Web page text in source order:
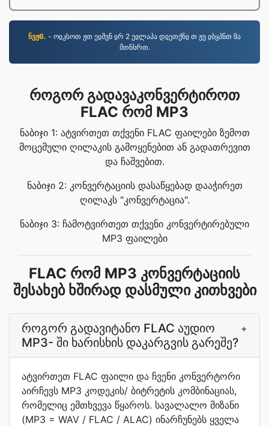
ნვჟ6. - ოჲკსოთ ჟთ ეჲმვნ ჲრ 2 ეჲლაპა დჲეთქნჲ თ ჟვ ჲბყპნთ ჱა
მთნსრთ.
როგორ გადავაკონვერტიროთ
FLAC რომ MP3
ნაბიჯი 1: ატვირთეთ თქვენი FLAC ფაილები ზემოთ
მოცემული ღილაკის გამოყენებით ან გადათრევით
და ჩაშვებით.
ნაბიჯი 2: კონვერტაციის დასაწყებად დააჭირეთ
ღილაკს "კონვერტაცია".
ნაბიჯი 3: ჩამოტვირთეთ თქვენი კონვერტირებული
MP3 ფაილები
FLAC რომ MP3 კონვერტაციის
შესახებ ხშირად დასმული კითხვები
როგორ გადავიტანო FLAC აუდიო
MP3- ში ხარისხის დაკარგვის გარეშე?
+
ატვირთეთ FLAC ფაილი და ჩვენი კონვერტორი
აირჩევს MP3 კოდეკის/ ბიტრეტის კომბინაციას,
რომელიც ემთხვევა წყაროს. სავალალო მიზანი
(MP3 = WAV / FLAC / ALAC) ინარჩუნებს ყველა